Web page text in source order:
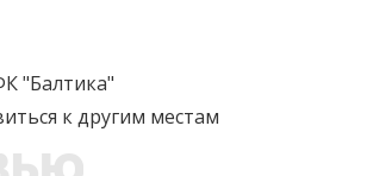
"Балтика"
к другим местам